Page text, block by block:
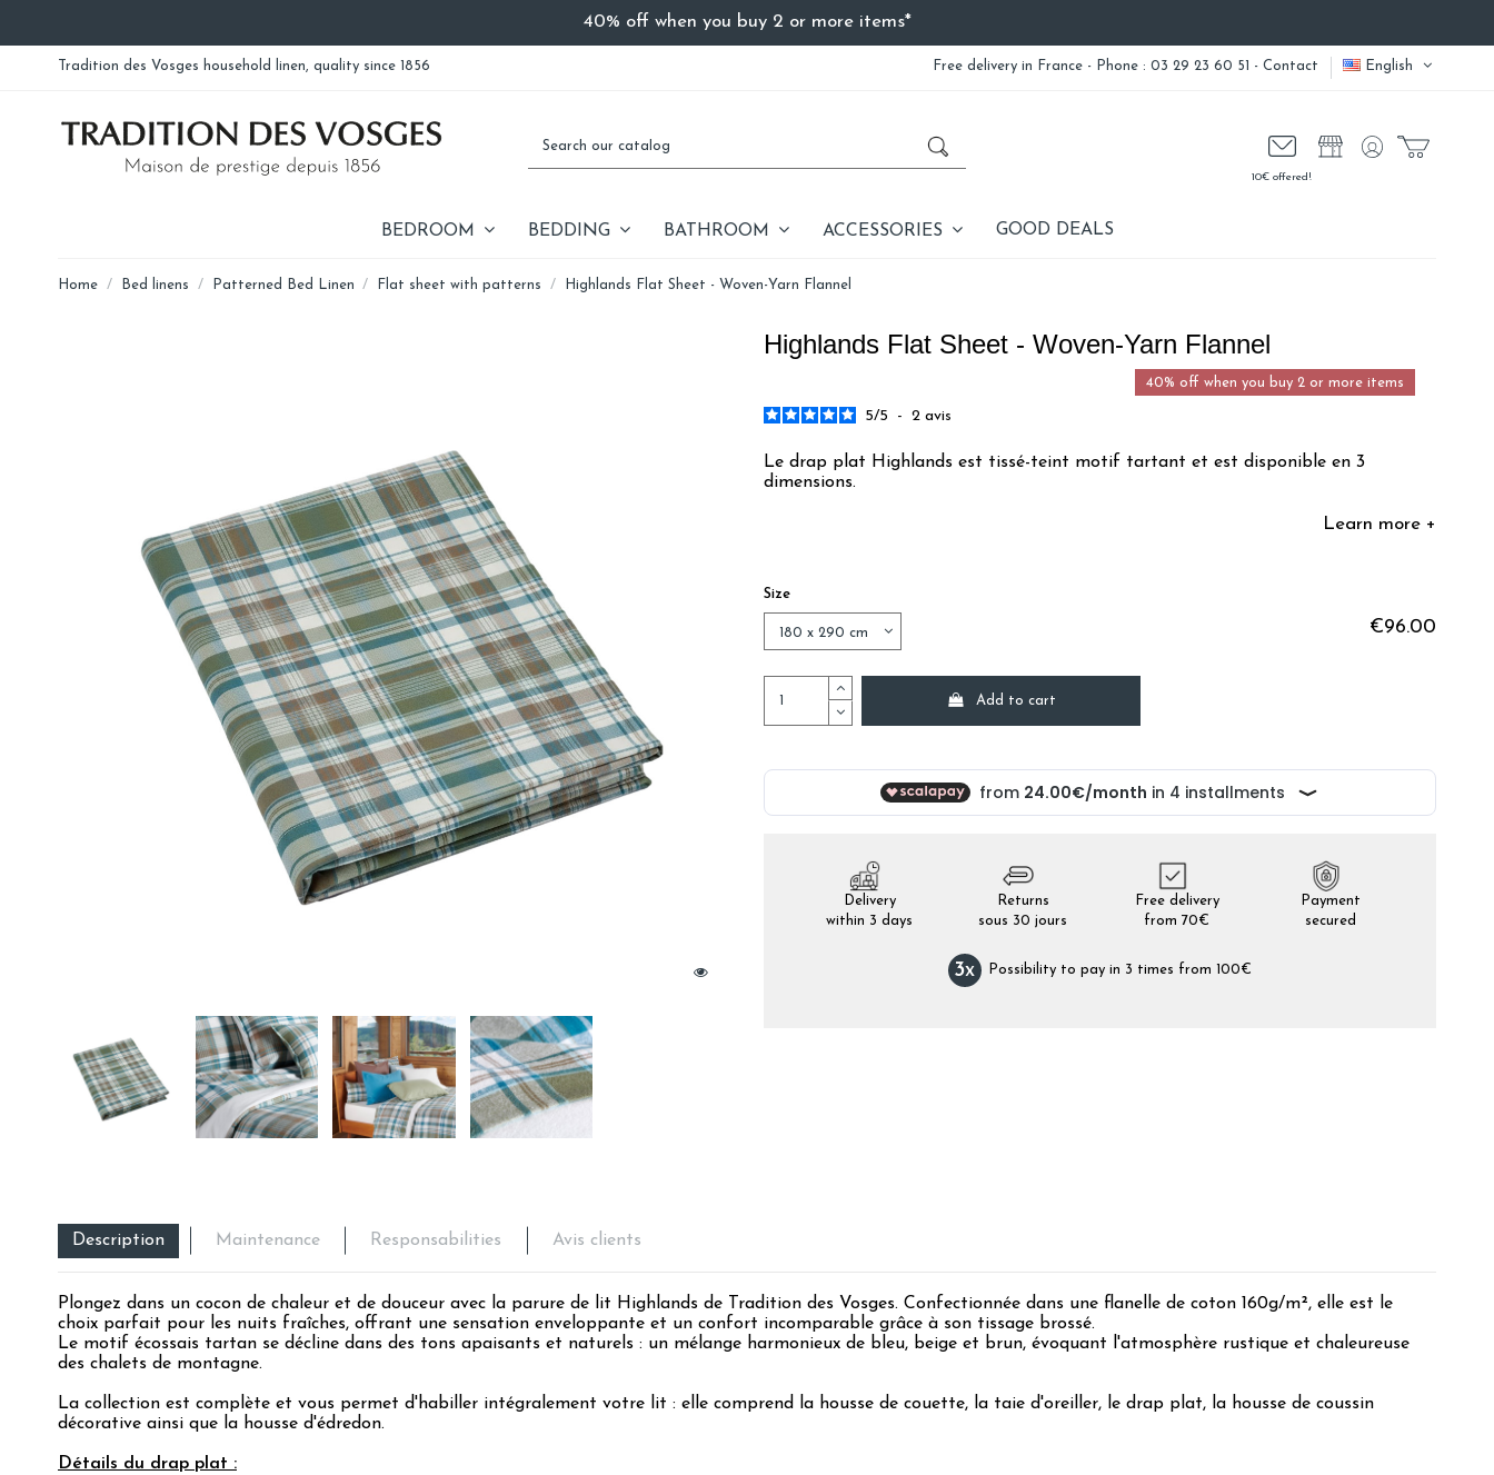
40% off when you buy 2 or more items*
Tradition des Vosges household linen, quality since 1856 Free deliveryin France - Phone : 03 29 23 60 51 -Contact English
10€ offered!
BEDROOM BEDDING BATHROOM ACCESSORIES GOOD DEALS
Home Bed linens Patterned Bed Linen Flat sheet with patterns Highlands Flat Sheet - Woven-Yarn Flannel
Highlands Flat Sheet - Woven-Yarn Flannel
40% off when you buy 2 or more items
5/5 - 2 avis
Le drap plat Highlands est tissé-teint motif tartant et est disponible en 3
dimensions.
Learn more +
Size
€96.00
Add to cart
Delivery
within 3 days
Returns
sous 30 jours
Free delivery
from 70€
Payment
secured
3x Possibility to pay in 3 times from 100€
Description Maintenance Responsabilities Avis clients
Plongez dans un cocon de chaleur et de douceur avec la parure de lit Highlands de Tradition des Vosges. Confectionnée dans une flanelle de coton 160g/m², elle est le
choix parfait pour les nuits fraîches, offrant une sensation enveloppante et un confort incomparable grâce à son tissage brossé.
Le motif écossais tartan se décline dans des tons apaisants et naturels : un mélange harmonieux de bleu, beige et brun, évoquant l'atmosphère rustique et chaleureuse
des chalets de montagne.
La collection est complète et vous permet d'habiller intégralement votre lit : elle comprend la housse de couette, la taie d'oreiller, le drap plat, la housse de coussin
décorative ainsi que la housse d'édredon.
Détails du drap plat :